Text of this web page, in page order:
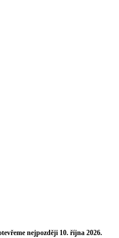
nejpozději 10. října 2026.